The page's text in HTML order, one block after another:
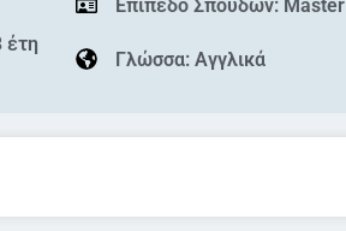
έτη
Επίπεδο Σπουδών: Master
Γλώσσα: Αγγλικά